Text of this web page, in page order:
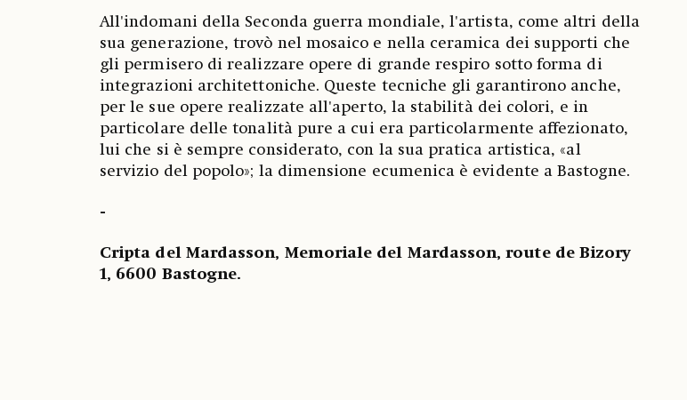
All'indomani della Seconda guerra mondiale, l'artista, come altri della
sua generazione, trovò nel mosaico e nella ceramica dei supporti che
gli permisero di realizzare opere di grande respiro sotto forma di
integrazioni architettoniche. Queste tecniche gli garantirono anche,
per le sue opere realizzate all'aperto, la stabilità dei colori, e in
particolare delle tonalità pure a cui era particolarmente affezionato,
lui che si è sempre considerato, con la sua pratica artistica, «al
servizio del popolo»; la dimensione ecumenica è evidente a Bastogne.
-
Cripta del Mardasson, Memoriale del Mardasson, route de Bizory
1, 6600 Bastogne.